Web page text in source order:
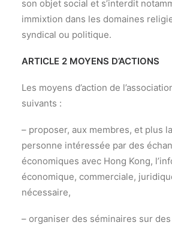
son objet social et s’interdit
immixtion dans les domaines
syndical ou politique.
ARTICLE 2 MOYENS D’ACTIONS
Les moyens d’action de
suivants :
– proposer, aux membres, et plus
personne intéressée par des
économiques avec Hong Kong,
économique, commerciale,
nécessaire,
– organiser des séminaires sur